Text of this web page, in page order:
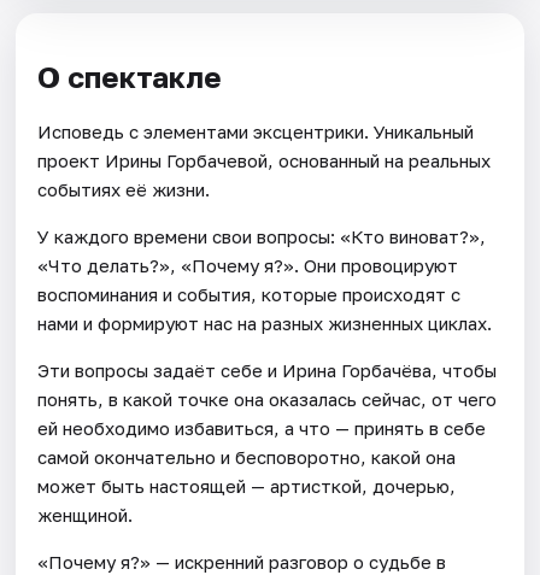
О спектакле
Исповедь с элементами эксцентрики. Уникальный
проект Ирины Горбачевой, основанный на реальных
событиях её жизни.
У каждого времени свои вопросы: «Кто виноват?»,
«Что делать?», «Почему я?». Они провоцируют
воспоминания и события, которые происходят с
нами и формируют нас на разных жизненных циклах.
Эти вопросы задаёт себе и Ирина Горбачёва, чтобы
понять, в какой точке она оказалась сейчас, от чего
ей необходимо избавиться, а что — принять в себе
самой окончательно и бесповоротно, какой она
может быть настоящей — артисткой, дочерью,
женщиной.
«Почему я?» — искренний разговор о судьбе в